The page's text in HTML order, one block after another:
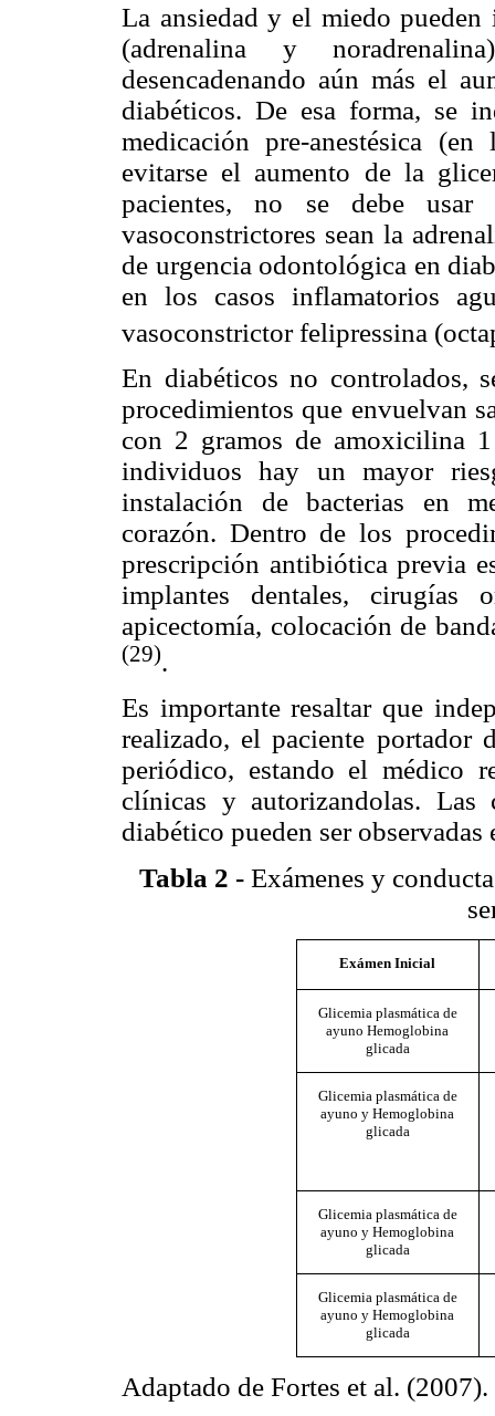
La ansiedad y el miedo
(adrenalina y
desencadenando aún más el
diabéticos. De esa forma, se
medicación pre-anestésica
evitarse el aumento de la
pacientes, no se debe usar
vasoconstrictores sean la
de urgencia odontológica en
en los casos inflamatorios
vasoconstrictor felipressina
En diabéticos no controlados,
procedimientos que envuelvan
con 2 gramos de amoxicilina
individuos hay un mayor
instalación de bacterias en
corazón. Dentro de los
prescripción antibiótica previa
implantes dentales, cirugías
apicectomía, colocación de
(29).
Es importante resaltar que
realizado, el paciente portador
periódico, estando el médico
clínicas y autorizandolas. Las
diabético pueden ser observadas
Tabla 2 - Exámenes y
Exámen Inicial
Glicemia plasmática de
ayuno Hemoglobina
glicada
Glicemia plasmática de
ayuno y Hemoglobina
glicada
Glicemia plasmática de
ayuno y Hemoglobina
glicada
Glicemia plasmática de
ayuno y Hemoglobina
glicada
Adaptado de Fortes et al. (2007).